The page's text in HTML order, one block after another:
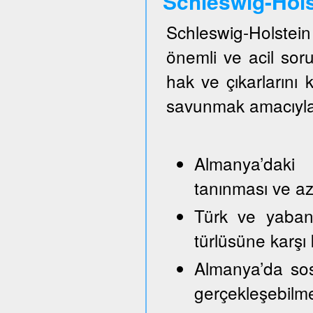
Schleswig-
önemli ve acil
hak ve
savunmak
tanınması ve
Türk ve
türlüsüne
Almanya’da